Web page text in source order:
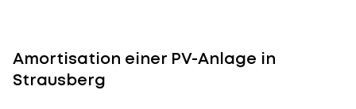
Amortisation einer PV-Anlage in
Strausberg